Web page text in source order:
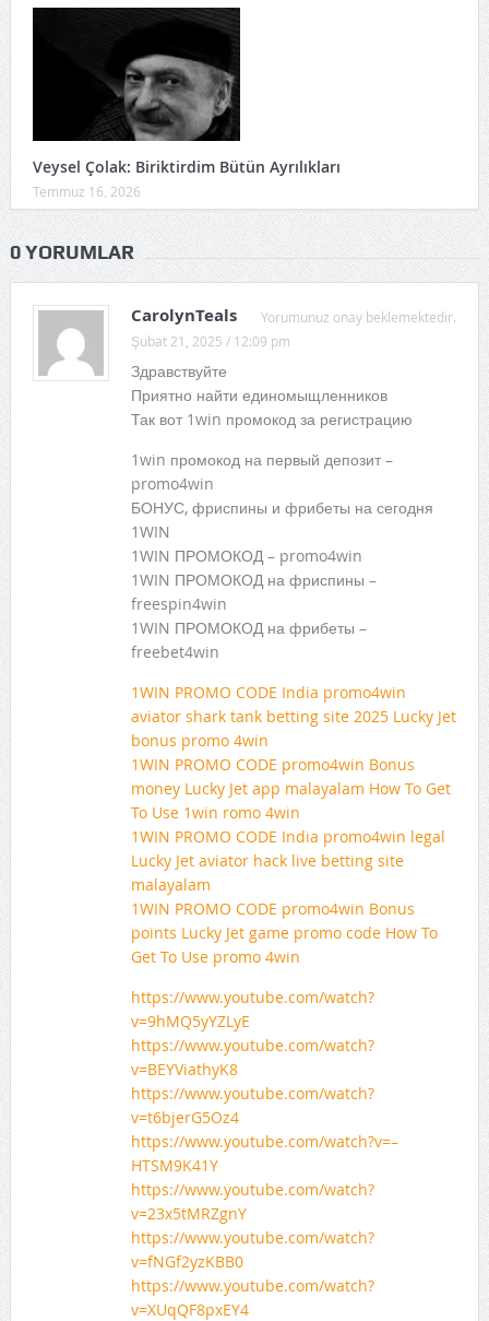
Veysel Çolak: Biriktirdim Bütün Ayrılıkları
Temmuz 16, 2026
0 YORUMLAR
Yorumunuz onay beklemektedir.
CarolynTeals
Şubat 21, 2025 / 12:09 pm
Здравствуйте
Приятно найти единомыщленников
Так вот 1win промокод за регистрацию
1win промокод на первый депозит –
promo4win
БОНУС, фриспины и фрибеты на сегодня
1WIN
1WIN ПРОМОКОД – promo4win
1WIN ПРОМОКОД на фриспины –
freespin4win
1WIN ПРОМОКОД на фрибеты –
freebet4win
1WIN PROMO CODE India promo4win
aviator shark tank betting site 2025 Lucky Jet
bonus promo 4win
1WIN PROMO CODE promo4win Bonus
money Lucky Jet app malayalam How To Get
To Use 1win romo 4win
1WIN PROMO CODE India promo4win legal
Lucky Jet aviator hack live betting site
malayalam
1WIN PROMO CODE promo4win Bonus
points Lucky Jet game promo code How To
Get To Use promo 4win
https://www.youtube.com/watch?
v=9hMQ5yYZLyE
https://www.youtube.com/watch?
v=BEYViathyK8
https://www.youtube.com/watch?
v=t6bjerG5Oz4
https://www.youtube.com/watch?v=–
HTSM9K41Y
https://www.youtube.com/watch?
v=23x5tMRZgnY
https://www.youtube.com/watch?
v=fNGf2yzKBB0
https://www.youtube.com/watch?
v=XUqQF8pxEY4